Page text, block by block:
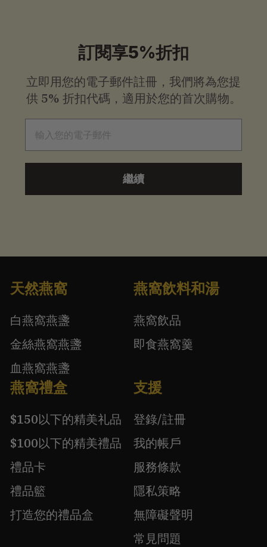
訂閱享5%折扣
立即用您的電子郵件註冊，我們將為您提
供 5% 折扣代碼，適用於您的首次購物。
繼續
天然燕窩
白燕窩燕盞
金絲燕窩燕盞
血燕窩燕盞
燕窩飲料和湯
燕窩飲品
即食燕窩羹
燕窩禮盒
$150以下的精美礼品
$100以下的精美禮品
禮品卡
禮品籃
打造您的禮品盒
支援
登錄/註冊
我的帳戶
服務條款
隱私策略
無障礙聲明
常見問題